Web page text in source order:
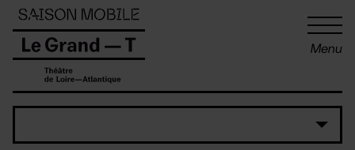
Menu
Panneau de gestion des cookies